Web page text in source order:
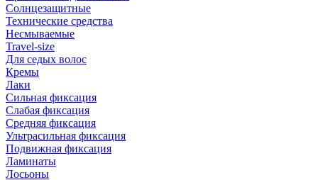
Солнцезащитные
Технические средства
Несмываемые
Travel-size
Для седых волос
Кремы
Лаки
Сильная фиксация
Слабая фиксация
Средняя фиксация
Ультрасильная фиксация
Подвижная фиксация
Ламинаты
Лосьоны